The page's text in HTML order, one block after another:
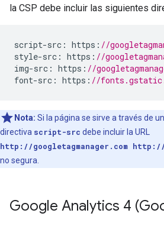
la CSP debe incluir las siguientes
script-src : https : //
style-src : https : //
img-src : https : //
font-src : https : //
Nota: Si la página se sirve a través de
directiva script-src debe incluir la URL
http://googletagmanager.com http://
no segura.
Google Analytics 4